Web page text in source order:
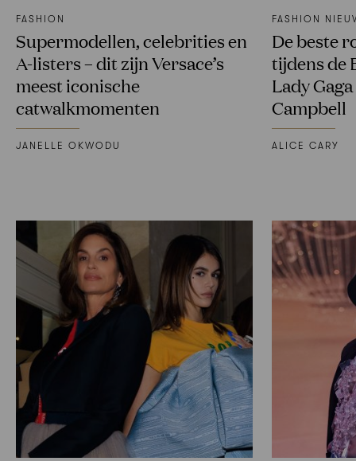
FASHION
Supermodellen, celebrities en
A-listers – dit zijn Versace’s
meest iconische
catwalkmomenten
JANELLE OKWODU
FASHION
De beste
tijdens de
Lady
Campbell
ALICE CARY